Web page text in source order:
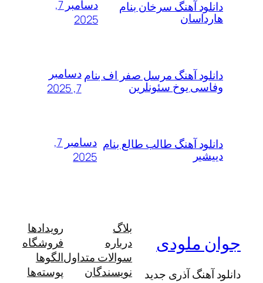
آهنگ سرخان بنام
آهنگ مرسل صفر اف بنام
یوخ سئونلرین
دسامبر
7, 2025
آهنگ طالب طالع بنام
دسامبر 7,
ملودی
آذری جدید
درباره
سوالات متداول
نویسندگان
رویدادها
فروشگاه
الگوها
پوسته‌ها